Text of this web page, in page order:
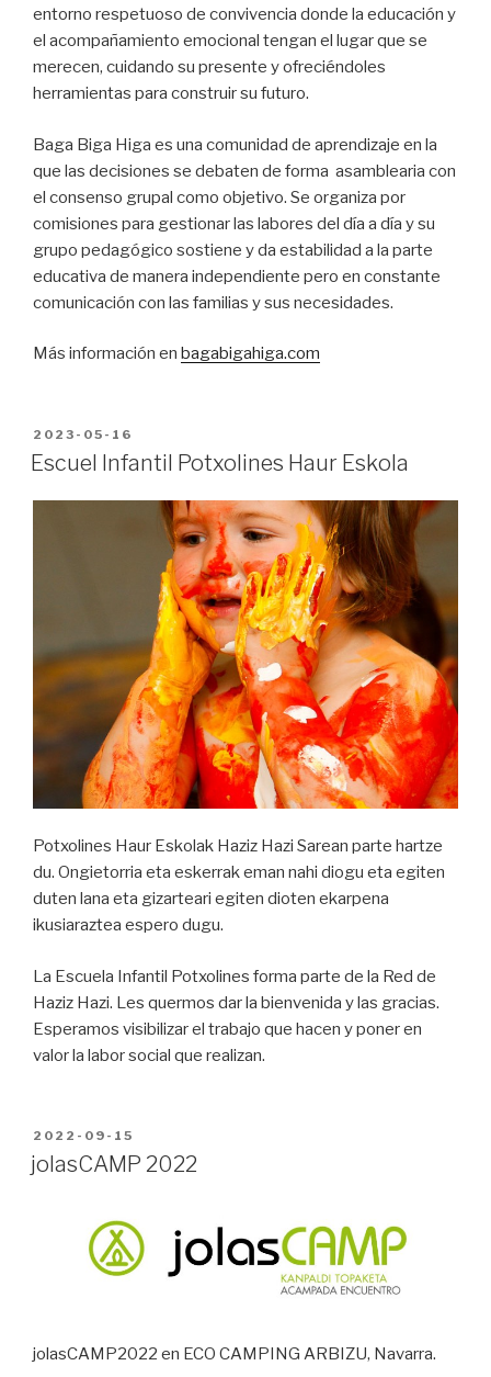
entorno respetuoso de convivencia donde la educación y
el acompañamiento emocional tengan el lugar que se
merecen, cuidando su presente y ofreciéndoles
herramientas para construir su futuro.
Baga Biga Higa es una comunidad de aprendizaje en la
que las decisiones se debaten de forma asamblearia con
el consenso grupal como objetivo. Se organiza por
comisiones para gestionar las labores del día a día y su
grupo pedagógico sostiene y da estabilidad a la parte
educativa de manera independiente pero en constante
comunicación con las familias y sus necesidades.
Más información en bagabigahiga.com
PUBLICADO
EN
2023-05-16
Escuel Infantil Potxolines Haur Eskola
Potxolines Haur Eskolak Haziz Hazi Sarean parte hartze
du. Ongietorria eta eskerrak eman nahi diogu eta egiten
duten lana eta gizarteari egiten dioten ekarpena
ikusiaraztea espero dugu.
La Escuela Infantil Potxolines forma parte de la Red de
Haziz Hazi. Les quermos dar la bienvenida y las gracias.
Esperamos visibilizar el trabajo que hacen y poner en
valor la labor social que realizan.
PUBLICADO
EN
2022-09-15
jolasCAMP 2022
jolasCAMP2022 en ECO CAMPING ARBIZU, Navarra.